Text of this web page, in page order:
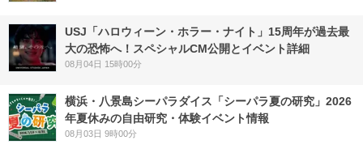
USJ「ハロウィーン・ホラー・ナイト」15周年が過去最
大の恐怖へ！スペシャルCM公開とイベント詳細
08月04日 15時00分
横浜・八景島シーパラダイス「シーパラ夏の研究」2026
年夏休みの自由研究・体験イベント情報
08月03日 9時00分